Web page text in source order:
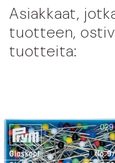
Asiakkaat,
tuotteen,
tuotteita: